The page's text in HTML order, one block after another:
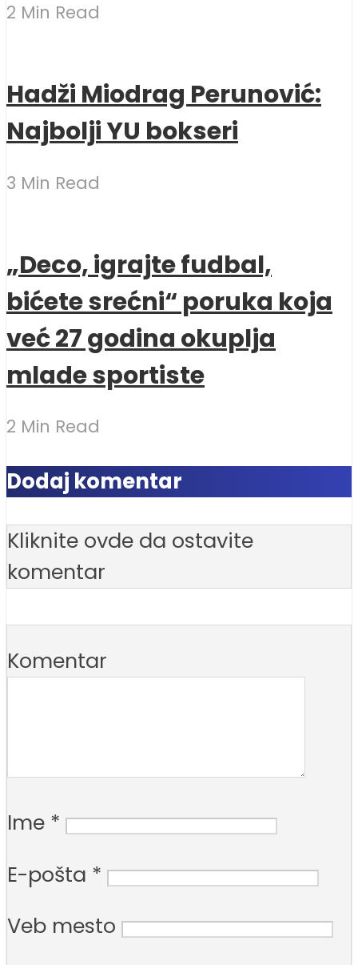
2 Min Read
Hadži Miodrag Perunović:
Najbolji YU bokseri
3 Min Read
„Deco, igrajte fudbal,
bićete srećni“ poruka koja
već 27 godina okuplja
mlade sportiste
2 Min Read
Dodaj komentar
Kliknite ovde da ostavite
komentar
Komentar
Ime *
E-pošta *
Veb mesto